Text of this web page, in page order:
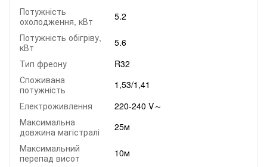
Потужність
охолодження, кВт
5.2
Потужність обігріву,
кВт
5.6
Тип фреону
R32
Споживана
потужність
1,53/1,41
Електроживлення
220-240 V～
Максимальна
довжина магістралі
25м
Максимальний
перепад висот
10м